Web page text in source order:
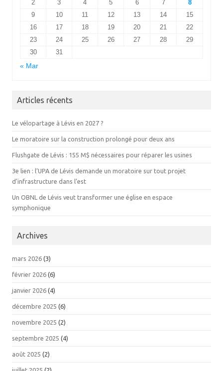
2
3 4 5 6 7
8
9
10 11 12 13 14
15
16
17 18 19 20 21
22
23
24 25 26 27 28
29
30
31
« Mar
Articles récents
Le vélopartage à Lévis en 2027 ?
Le moratoire sur la construction prolongé pour deux ans
Flushgate de Lévis : 155 M$ nécessaires pour réparer les usines
3e lien : l’UPA de Lévis demande un moratoire sur tout projet
d’infrastructure dans l’est
Un OBNL de Lévis veut transformer une église en espace
symphonique
Archives
mars 2026 (3)
février 2026 (6)
janvier 2026 (4)
décembre 2025 (6)
novembre 2025 (2)
septembre 2025 (4)
août 2025 (2)